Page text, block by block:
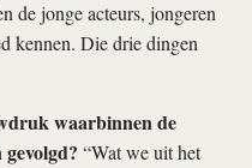
de jonge acteurs, jongeren
kennen. Die drie dingen
waarbinnen de
“Wat we uit het